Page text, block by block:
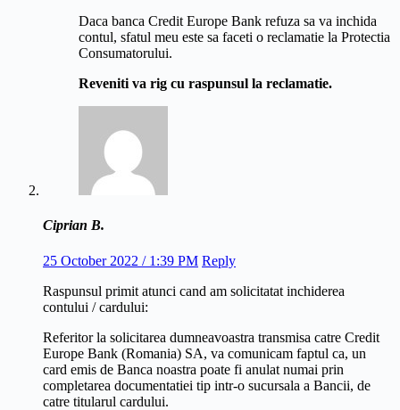
Daca banca Credit Europe Bank refuza sa va inchida
contul, sfatul meu este sa faceti o reclamatie la Protectia
Consumatorului.
Reveniti va rig cu raspunsul la reclamatie.
Ciprian B.
25 October 2022 / 1:39 PM Reply
Raspunsul primit atunci cand am solicitatat inchiderea
contului / cardului:
Referitor la solicitarea dumneavoastra transmisa catre Credit
Europe Bank (Romania) SA, va comunicam faptul ca, un
card emis de Banca noastra poate fi anulat numai prin
completarea documentatiei tip intr-o sucursala a Bancii, de
catre titularul cardului.